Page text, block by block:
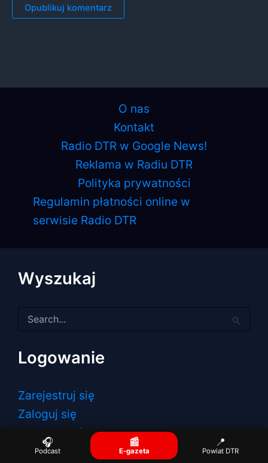
O nas
Kontakt
Radio DTR w Google News!
Reklama w Radiu DTR
Polityka prywatności
Regulamin płatności online w
serwisie Radio DTR
Wyszukaj
dla:
Logowanie
Zarejestruj się
Zaloguj się
Kanał wpisów
Kanał komentarzy
🎧
Podcast
📰
E-gazeta
📍
Powiat DTR